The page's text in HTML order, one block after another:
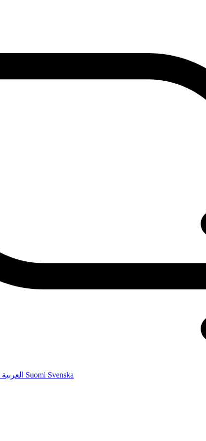
Suomi Svenska